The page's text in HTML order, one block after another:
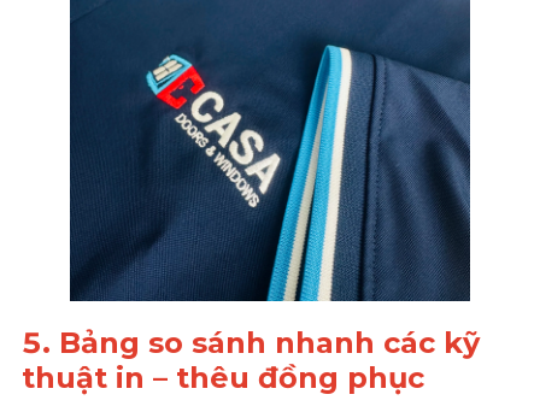
5. Bảng so sánh nhanh các kỹ
thuật in – thêu đồng phục